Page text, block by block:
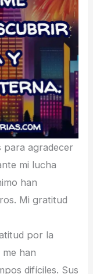
para agradecer
mi lucha
han
Mi gratitud
por la
han
difíciles. Sus